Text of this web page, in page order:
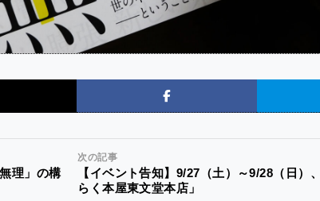
理」の構
次の記事
【イベント告知】9/27（土）～9/28（日）
らく本屋東文堂本店」